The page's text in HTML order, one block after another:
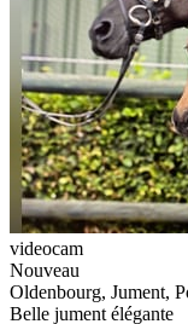
videocam
Nouveau
Oldenbourg, Jument,
Belle jument élégante